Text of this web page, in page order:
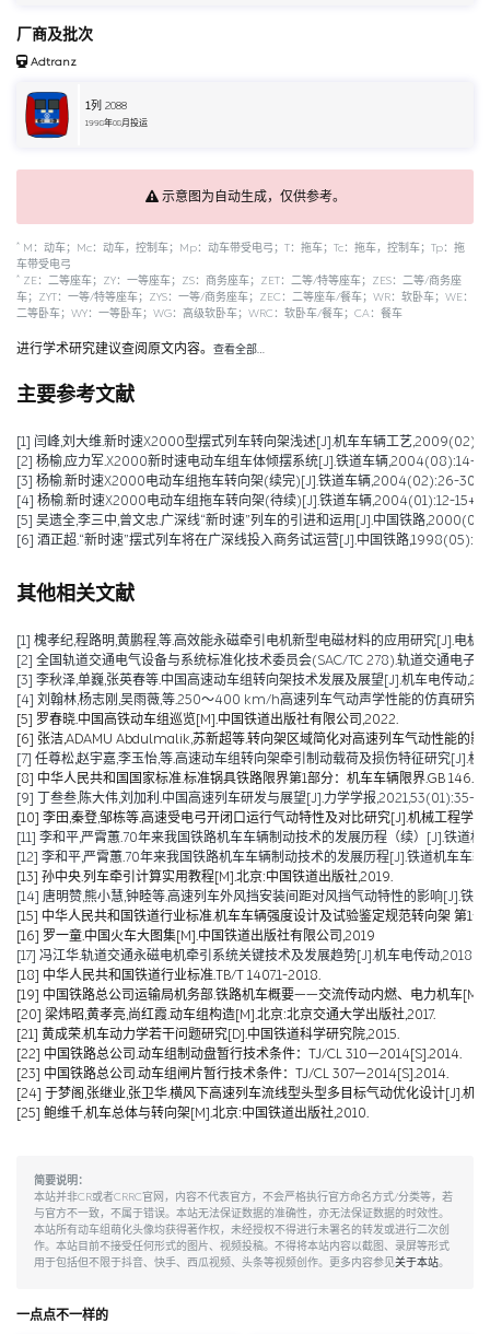
厂商及批次
Adtranz
1列 2088
1998年08月投运
示意图为自动生成，仅供参考。
* M：动车；Mc：动车，控制车；Mp：动车带受电弓；T：拖车；Tc：拖车，控制车；Tp：拖
车带受电弓
* ZE：二等座车；ZY：一等座车；ZS：商务座车；ZET：二等/特等座车；ZES：二等/商务座
车；ZYT：一等/特等座车；ZYS：一等/商务座车；ZEC：二等座车/餐车；WR：软卧车；WE：
二等卧车；WY：一等卧车；WG：高级软卧车；WRC：软卧车/餐车；CA：餐车
进行学术研究建议查阅原文内容。 查看全部…
主要参考文献
[1] 闫峰,刘大维.新时速X2000型摆式列车转向架浅述[J].机车车辆工艺
[2] 杨榆,应力军.X2000新时速电动车组车体倾摆系统[J].铁道车辆,2004(08):14-
[3] 杨榆.新时速X2000电动车组拖车转向架(续完)[J].铁道车辆,2004(02):26-
[4] 杨榆.新时速X2000电动车组拖车转向架(待续)[J].铁道车辆,2004(01):12-
[5] 吴遗全,李三中,曾文忠.广深线“新时速”列车的引进和运用[J].中国铁路
[6] 酒正超.“新时速”摆式列车将在广深线投入商务试运营[J].中国铁路,1998(05):52.
其他相关文献
[1] 槐孝纪,程路明,黄鹏程,等.高效能永磁牵引电机新型电磁材料的应用研究[J].电
[2] 全国轨道交通电气设备与系统标准化技术委员会(SAC/TC 278).轨道交通电
[3] 李秋泽,单巍,张英春等.中国高速动车组转向架技术发展及展望[J].机车电传动
[4] 刘翰林,杨志刚,吴雨薇,等.250～400 km/h高速列车气动声学性能的仿真研究
[5] 罗春晓.中国高铁动车组巡览[M].中国铁道出版社有限公司,2022.
[6] 张洁,ADAMU Abdulmalik,苏新超等.转向架区域简化对高速列车气动性能的
[7] 任尊松,赵宇嘉,李玉怡,等.高速动车组转向架牵引制动载荷及损伤特征研究[J].机
[8] 中华人民共和国国家标准.标准锅具铁路限界第1部分：机车车辆限界.GB
[9] 丁叁叁,陈大伟,刘加利.中国高速列车研发与展望[J].力学学报,2021,53(01):35-
[10] 李田,秦登,邹栋等.高速受电弓开闭口运行气动特性及对比研究[J].机械工程学
[11] 李和平,严霄蕙.70年来我国铁路机车车辆制动技术的发展历程（续）[J].铁道
[12] 李和平,严霄蕙.70年来我国铁路机车车辆制动技术的发展历程[J].铁道机车车
[13] 孙中央.列车牵引计算实用教程[M].北京:中国铁道出版社,2019.
[14] 唐明赞,熊小慧,钟睦等.高速列车外风挡安装间距对风挡气动特性的影响[J].铁
[15] 中华人民共和国铁道行业标准.机车车辆强度设计及试验鉴定规范转向架 第1
[16] 罗一童.中国火车大图集[M].中国铁道出版社有限公司,2019
[17] 冯江华.轨道交通永磁电机牵引系统关键技术及发展趋势[J].机车电传动
[18] 中华人民共和国铁道行业标准.TB/T 1407.1-2018.
[19] 中国铁路总公司运输局机务部.铁路机车概要——交流传动内燃、电力机车[M].
[20] 梁炜昭,黄孝亮,尚红霞.动车组构造[M].北京:北京交通大学出版社,2017.
[21] 黄成荣.机车动力学若干问题研究[D].中国铁道科学研究院,2015.
[22] 中国铁路总公司.动车组制动盘暂行技术条件：TJ/CL 310—2014[S].2014.
[23] 中国铁路总公司.动车组闸片暂行技术条件：TJ/CL 307—2014[S].2014.
[24] 于梦阁,张继业,张卫华.横风下高速列车流线型头型多目标气动优化设计[J].机
[25] 鲍维千,机车总体与转向架[M].北京:中国铁道出版社,2010.
简要说明：
本站并非CR或者CRRC官网，内容不代表官方，不会严格执行官方命名方式/分类等，若
与官方不一致，不属于错误。本站无法保证数据的准确性，亦无法保证数据的时效性。
本站所有动车组萌化头像均获得著作权，未经授权不得进行未署名的转发或进行二次创
作。本站目前不接受任何形式的图片、视频投稿。不得将本站内容以截图、录屏等形式
用于包括但不限于抖音、快手、西瓜视频、头条等视频创作。更多内容参见关于本站。
一点点不一样的